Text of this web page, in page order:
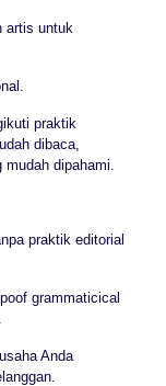
artis untuk
praktik
dibaca,
dipahami.
praktik editorial
grammaticical
Anda